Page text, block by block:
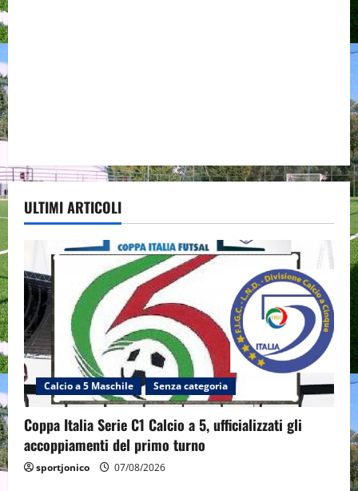
ULTIMI ARTICOLI
Calcio a 5 Maschile Senza categoria
Coppa Italia Serie C1 Calcio a 5, ufficializzati gli
accoppiamenti del primo turno
sportjonico 07/08/2026